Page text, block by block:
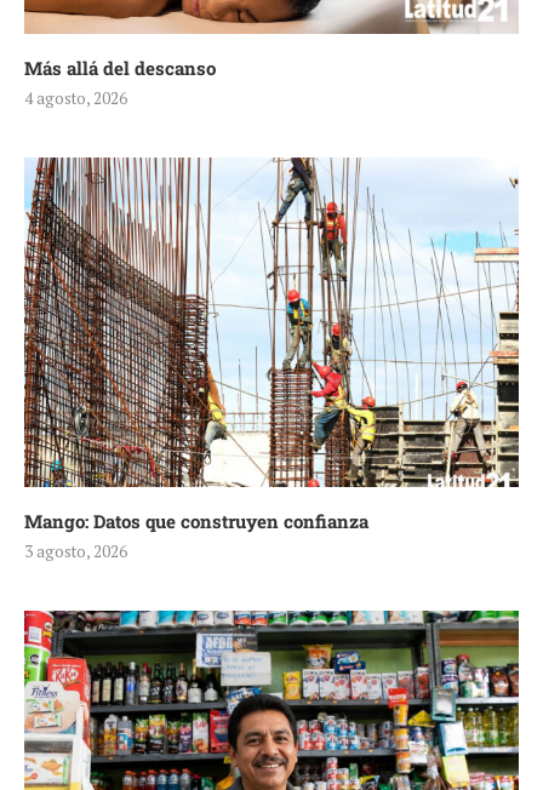
Más allá del descanso
4 agosto, 2026
Mango: Datos que construyen confianza
3 agosto, 2026